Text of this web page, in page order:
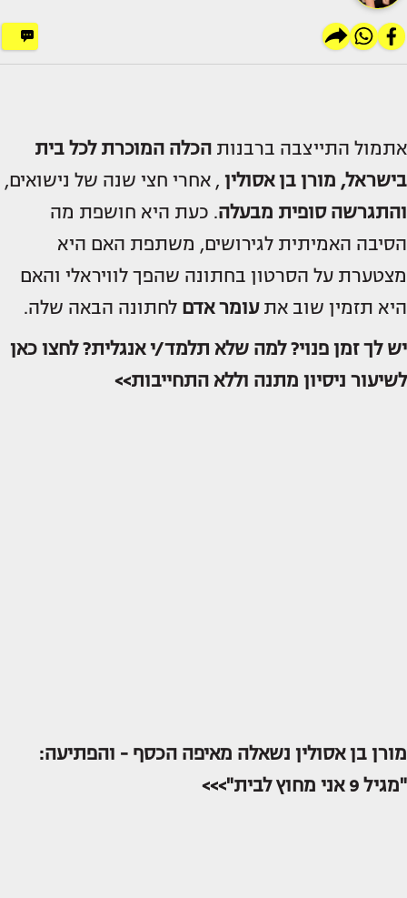
אתמול התייצבה ברבנות הכלה המוכרת לכל בית
בישראל, מורן בן אסולין , אחרי חצי שנה של נישואים,
והתגרשה סופית מבעלה. כעת היא חושפת מה
הסיבה האמיתית לגירושים, משתפת האם היא
מצטערת על הסרטון בחתונה שהפך לוויראלי והאם
היא תזמין שוב אתעומר אדם לחתונה הבאה שלה.
יש לך זמן פנוי? למה שלא תלמד/י אנגלית? לחצו כאן
לשיעור ניסיון מתנה וללא התחייבות>>
מורן בן אסולין נשאלה מאיפה הכסף - והפתיעה:
"מגיל 9 אני מחוץ לבית">>>